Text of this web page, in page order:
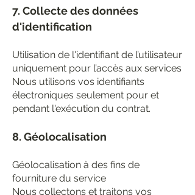
7. Collecte des données
d'identification
Utilisation de l'identifiant de l’utilisateur
uniquement pour l’accès aux services
Nous utilisons vos identifiants
électroniques seulement pour et
pendant l'exécution du contrat.
8. Géolocalisation
Géolocalisation à des fins de
fourniture du service
Nous collectons et traitons vos